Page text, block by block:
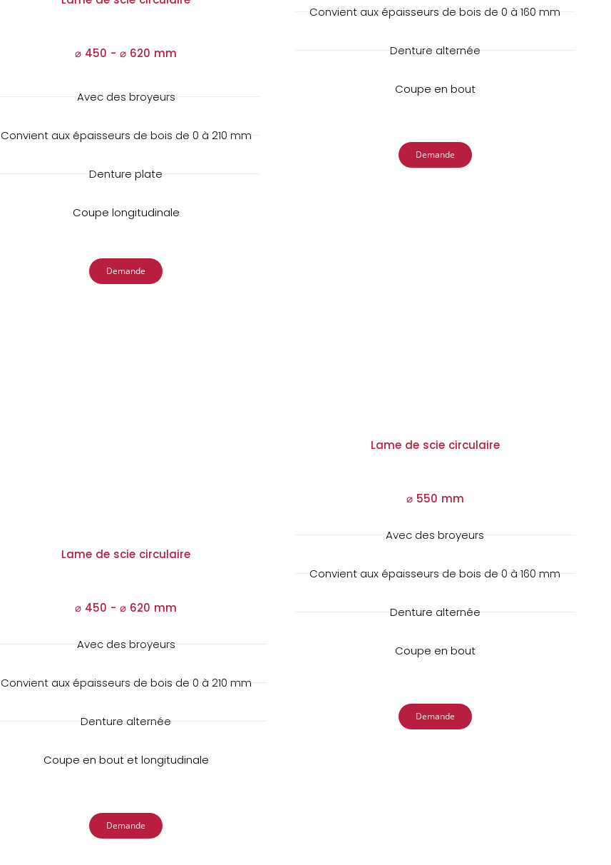
⌀ 450 -⌀ 620 mm
Avec des broyeurs
Convient aux épaisseurs de bois de 0 à 210 mm
Denture plate
Coupe longitudinale
Demande
Convient aux épaisseurs de bois de 0 à 160 mm
Denture alternée
Coupe en bout
Demande
Lame de scie circulaire
⌀ 450 -⌀ 620 mm
Avec des broyeurs
Convient aux épaisseurs de bois de 0 à 210 mm
Denture alternée
Coupe en bout et longitudinale
Demande
Lame de scie circulaire
⌀ 550 mm
Avec des broyeurs
Convient aux épaisseurs de bois de 0 à 160 mm
Denture alternée
Coupe en bout
Demande